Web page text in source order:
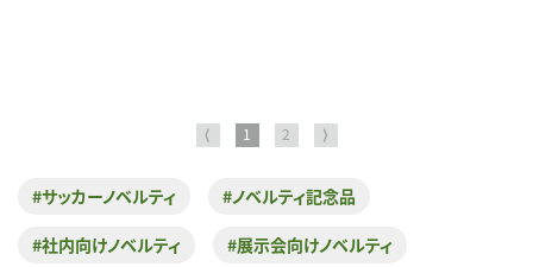
⟨ 1 2 ⟩
#サッカーノベルティ #ノベルティ記念品
#社内向けノベルティ #展示会向けノベルティ